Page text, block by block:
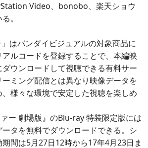
Video、bonobo、楽天ショウ
。
」はバンダイビジュアルの対象商品に
ルコードを登録することで、本編映
ウンロードして視聴できる有料サー
ミング配信とは異なり映像データを
様々な環境で安定した視聴を楽しめ
ー 劇場版』のBlu-ray 特装限定版には
タを無料でダウンロードできる。シ
間は5月27日12時から17年4月23日ま